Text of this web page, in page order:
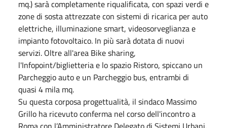
mq.) sarà completamente riqualificata, con spazi verdi e
zone di sosta attrezzate con sistemi di ricarica per auto
elettriche, illuminazione smart, videosorveglianza e
impianto fotovoltaico. In più sarà dotata di nuovi
servizi. Oltre all'area Bike sharing,
l'Infopoint/biglietteria e lo spazio Ristoro, spiccano un
Parcheggio auto e un Parcheggio bus, entrambi di
quasi 4 mila mq.
Su questa corposa progettualità, il sindaco Massimo
Grillo ha ricevuto conferma nel corso dell'incontro a